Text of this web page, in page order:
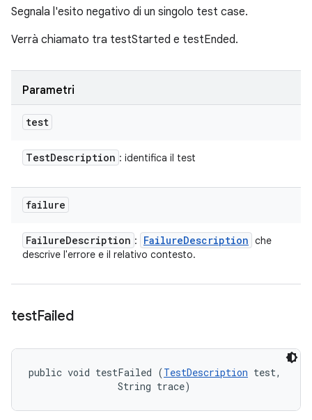
Segnala l'esito negativo di un singolo test case.
Verrà chiamato tra testStarted e testEnded.
Parametri
test
TestDescription : identifica il test
failure
FailureDescription : FailureDescription che
descrive l'errore e il relativo contesto.
testFailed
public void testFailed (TestDescription test,
                String trace)